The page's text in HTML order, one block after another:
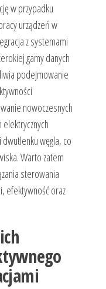
w przypadku
urządzeń w
z systemami
gamy danych
podejmowanie
nowoczesnych
węgla, co
Warto zatem
sterowania
efektywność oraz